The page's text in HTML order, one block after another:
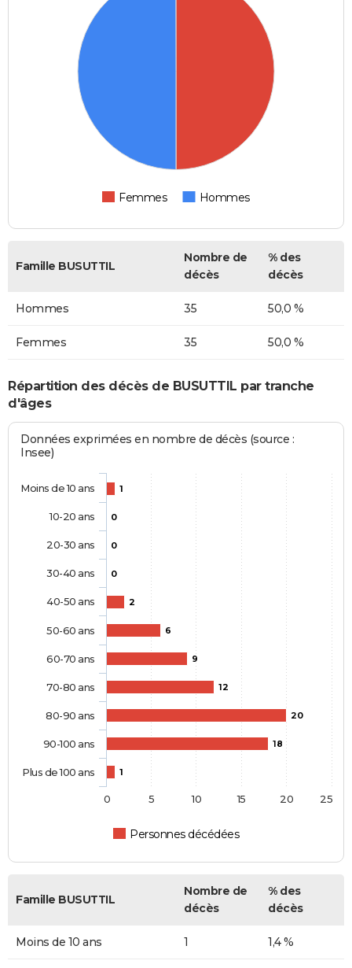
Femmes Hommes
Famille BUSUTTIL
Nombre de
décès
% des
décès
Hommes 35 50,0 %
Femmes 35 50,0 %
Répartition des décès de BUSUTTIL par tranche
d'âges
Données exprimées en nombre de décès (source :
Insee)
1
0
0
0
2
6
9
12
20
18
1
Personnes décédées
Moins de 10 ans
10-20 ans
20-30 ans
30-40 ans
40-50 ans
50-60 ans
60-70 ans
70-80 ans
80-90 ans
90-100 ans
Plus de 100 ans
0 5 10 15 20 25
Famille BUSUTTIL
Nombre de
décès
% des
décès
Moins de 10 ans 1 1,4 %